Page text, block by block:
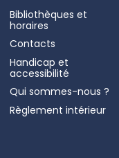
Bibliothèques et
horaires
Contacts
Handicap et
accessibilité
Qui sommes-nous ?
Règlement intérieur